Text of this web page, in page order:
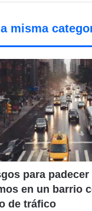
misma
para
en un barrio
de tráfico